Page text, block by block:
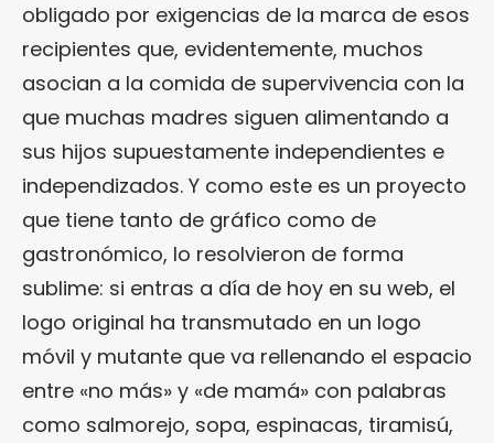
obligado por exigencias de la marca de esos
recipientes que, evidentemente, muchos
asocian a la comida de supervivencia con la
que muchas madres siguen alimentando a
sus hijos supuestamente independientes e
independizados. Y como este es un proyecto
que tiene tanto de gráfico como de
gastronómico, lo resolvieron de forma
sublime: si entras a día de hoy en su web, el
logo original ha transmutado en un logo
móvil y mutante que va rellenando el espacio
entre «no más» y «de mamá» con palabras
como salmorejo, sopa, espinacas, tiramisú,